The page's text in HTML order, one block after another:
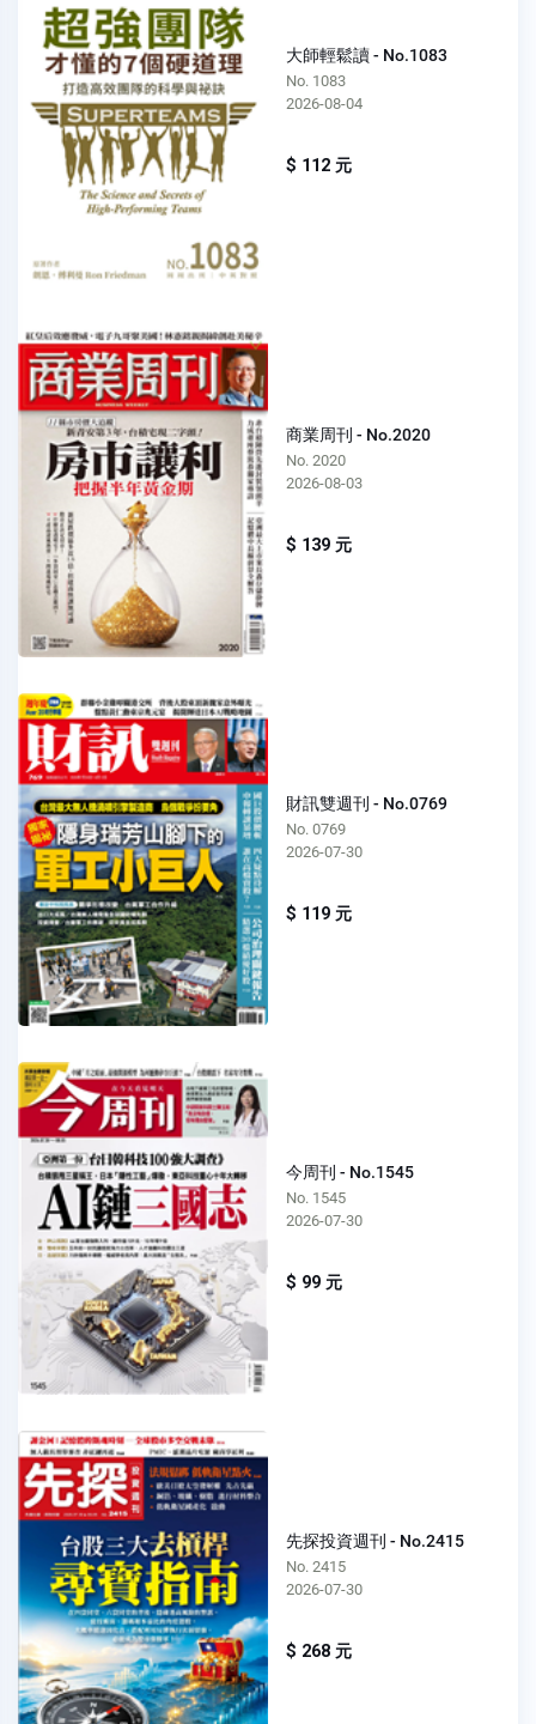
大師輕鬆讀 - No.1083
No. 1083
2026-08-04
$ 112 元
商業周刊 - No.2020
No. 2020
2026-08-03
$ 139 元
財訊雙週刊 - No.0769
No. 0769
2026-07-30
$ 119 元
今周刊 - No.1545
No. 1545
2026-07-30
$ 99 元
先探投資週刊 - No.2415
No. 2415
2026-07-30
$ 268 元